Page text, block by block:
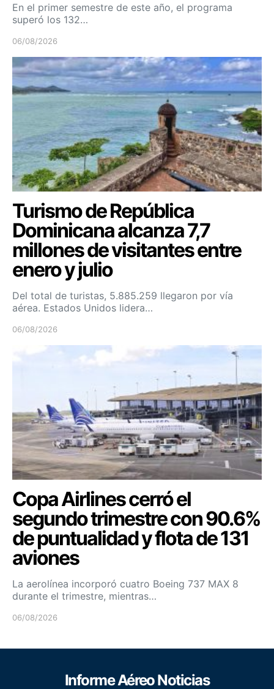
En el primer semestre de este año, el programa
superó los 132…
06/08/2026
Turismo de República
Dominicana alcanza 7,7
millones de visitantes entre
enero y julio
Del total de turistas, 5.885.259 llegaron por vía
aérea. Estados Unidos lidera…
06/08/2026
Copa Airlines cerró el
segundo trimestre con 90.6%
de puntualidad y flota de 131
aviones
La aerolínea incorporó cuatro Boeing 737 MAX 8
durante el trimestre, mientras…
06/08/2026
Informe Aéreo Noticias